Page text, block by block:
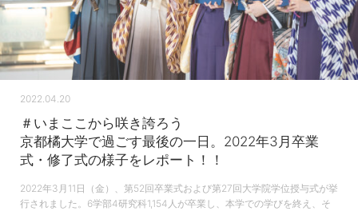
2022.04.20
＃いまここから咲き誇ろう
京都橘大学で過ごす最後の一日。2022年3月卒業
式・修了式の様子をレポート！！
2022年3月11日（金）、第52回卒業式および第27回大学院学位授与式が挙
行されました。6学部4研究科1,154人が卒業し、本学での学びを終え、そ